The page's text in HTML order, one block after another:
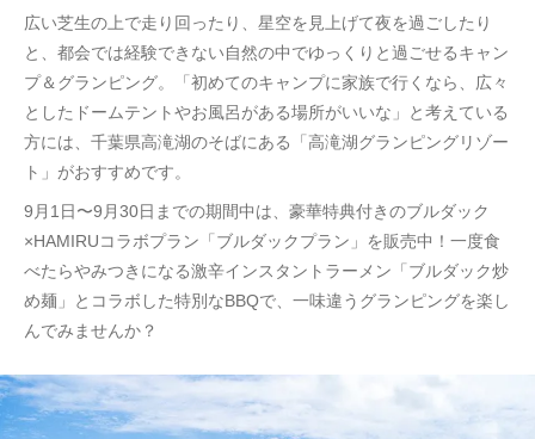
広い芝生の上で走り回ったり、星空を見上げて夜を過ごしたり
と、都会では経験できない自然の中でゆっくりと過ごせるキャン
プ＆グランピング。「初めてのキャンプに家族で行くなら、広々
としたドームテントやお風呂がある場所がいいな」と考えている
方には、千葉県高滝湖のそばにある「高滝湖グランピングリゾー
ト」がおすすめです。
9月1日〜9月30日までの期間中は、豪華特典付きのブルダック
×HAMIRUコラボプラン「ブルダックプラン」を販売中！一度食
べたらやみつきになる激辛インスタントラーメン「ブルダック炒
め麺」とコラボした特別なBBQで、一味違うグランピングを楽し
んでみませんか？